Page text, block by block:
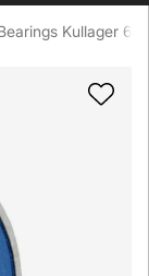
Kullager
LLB 15x24x5